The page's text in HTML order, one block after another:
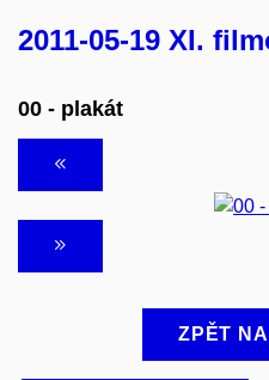
2011-05-19 XI.
00 - plakát
ZPĚT NA